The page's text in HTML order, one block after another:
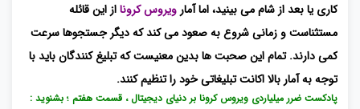
کاری یا بعد از شام می بینید، اما آمارویروس کرونااز این قائله
مستثناست و زمانی شروع به صعود می کند که دیگر جستجوها سرعت
کمی دارند. تمام این صحبت ها بدین معنیست که تبلیغ کنندگان باید با
توجه به آمار بالا اکانت تبلیغاتی خود را تنظیم کنند.
پادکست ضرر میلیاردی ویروس کرونا بر دنیای دیجیتال ، قسمت هفتم ؛ بشنوید :